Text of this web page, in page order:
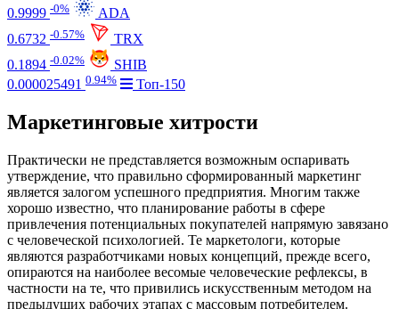
0.9999 -0%
ADA
0.6732 -0.57%
TRX
0.1894 -0.02%
SHIB
0.000025491 0.94% Топ-150
Маркетинговые хитрости
Практически не представляется возможным оспаривать
утверждение, что правильно сформированный маркетинг
является залогом успешного предприятия. Многим также
хорошо известно, что планирование работы в сфере
привлечения потенциальных покупателей напрямую завязано
с человеческой психологией. Те маркетологи, которые
являются разработчиками новых концепций, прежде всего,
опираются на наиболее весомые человеческие рефлексы, в
частности на те, что привились искусственным методом на
предыдущих рабочих этапах с массовым потребителем.